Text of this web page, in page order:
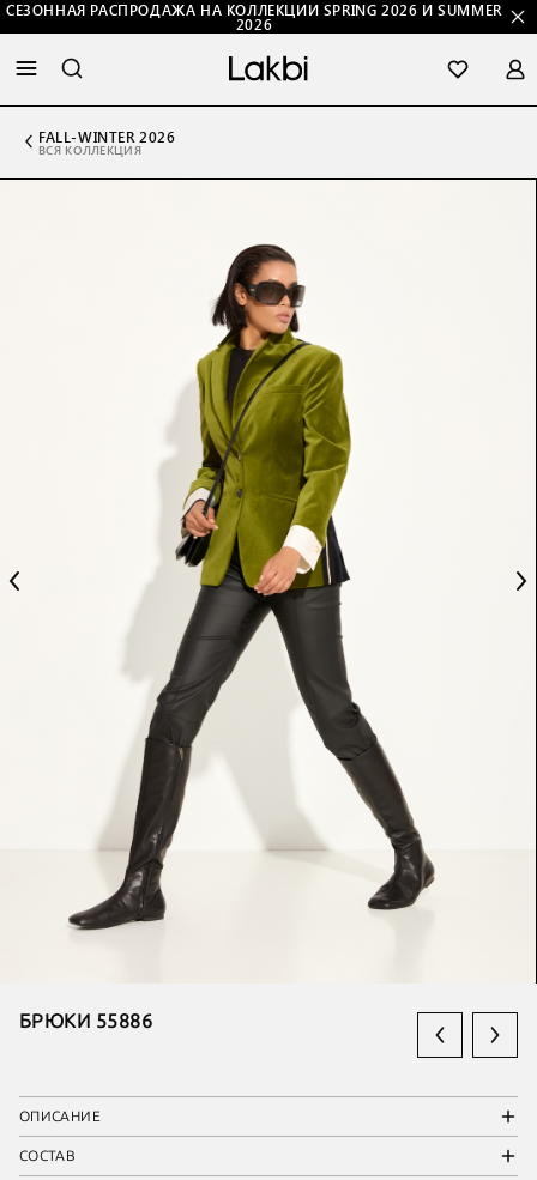
СЕЗОННАЯ РАСПРОДАЖА НА КОЛЛЕКЦИИ SPRING 2026 И SUMMER
2026
FALL-WINTER 2026
ВСЯ КОЛЛЕКЦИЯ
БРЮКИ 55886
ОПИСАНИЕ
СОСТАВ